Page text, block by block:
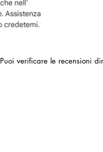
Puoi verificare le recensioni